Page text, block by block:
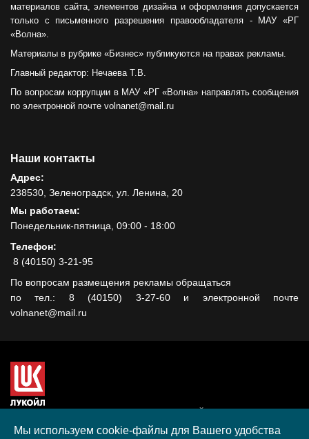
материалов сайта, элементов дизайна и оформления допускается
только с письменного разрешения правообладателя - МАУ «РГ
«Волна».
Материалы в рубрике «Бизнес» публикуются на правах рекламы.
Главный редактор: Нечаева Т.В.
По вопросам коррупции в МАУ «РГ «Волна» направлять сообщения
по электронной почте volnanet@mail.ru
Наши контакты
Адрес:
238530, Зеленоградск, ул. Ленина, 20
Мы работаем:
Понедельник-пятница, 09:00 - 18:00
Телефон:
8 (40150) 3-21-95
По вопросам размещения рекламы обращаться
по тел.: 8 (40150) 3-27-60 и электронной почте
volnanet@mail.ru
гранта, полученного в рамках XIII Конкурса социальных и
Мы используем cookie-файлы для Вашего удобства